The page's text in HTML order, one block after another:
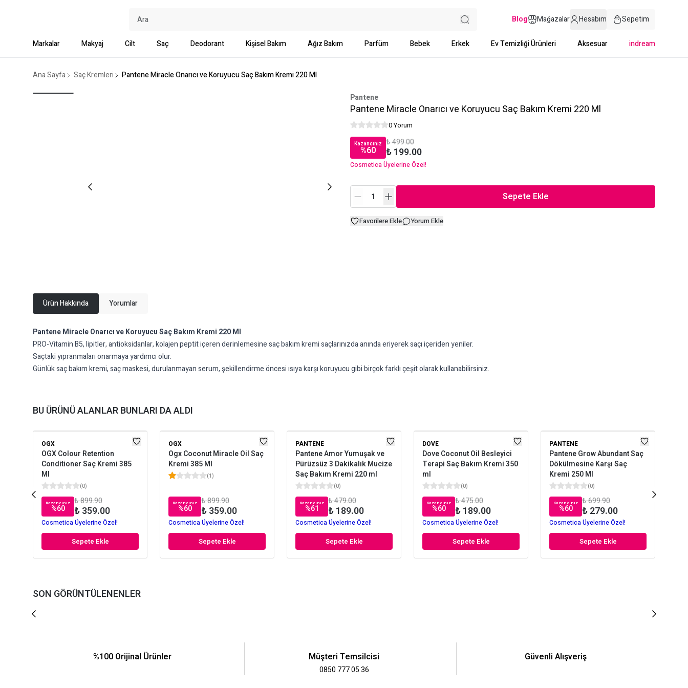
Blog Mağazalar Hesabım Sepetim
Markalar Makyaj Cilt Saç Deodorant Kişisel Bakım Ağız Bakım Parfüm Bebek Erkek Ev Temizliği Ürünleri Aksesuar indream
Ana Sayfa Saç Kremleri Pantene Miracle Onarıcı ve Koruyucu Saç Bakım Kremi 220 Ml
Pantene
Pantene Miracle Onarıcı ve Koruyucu Saç Bakım Kremi 220 Ml
0 Yorum
Kazancınız
%60
₺ 499.00
₺ 199.00
Cosmetica Üyelerine Özel!
Sepete Ekle
Favorilere Ekle Yorum Ekle
Ürün Hakkında Yorumlar
Pantene Miracle Onarıcı ve Koruyucu Saç Bakım Kremi 220 Ml
PRO-Vitamin B5, lipitler, antioksidanlar, kolajen peptit içeren derinlemesine saç bakım kremi saçlarınızda anında eriyerek saçı içeriden yeniler.
Saçtaki yıpranmaları onarmaya yardımcı olur.
Günlük saç bakım kremi, saç maskesi, durulanmayan serum, şekillendirme öncesi ısıya karşı koruyucu gibi birçok farklı çeşit olarak kullanabilirsiniz.
BU ÜRÜNÜ ALANLAR BUNLARI DA ALDI
OGX
OGX Colour Retention
Conditioner Saç Kremi 385
Ml
(0)
Kazancınız
%60
₺ 899.90
₺ 359.00
Cosmetica Üyelerine Özel!
Sepete Ekle
OGX
Ogx Coconut Miracle Oil Saç
Kremi 385 Ml
(1)
Kazancınız
%60
₺ 899.90
₺ 359.00
Cosmetica Üyelerine Özel!
Sepete Ekle
PANTENE
Pantene Amor Yumuşak ve
Pürüzsüz 3 Dakikalık Mucize
Saç Bakım Kremi 220 ml
(0)
Kazancınız
%61
₺ 479.00
₺ 189.00
Cosmetica Üyelerine Özel!
Sepete Ekle
DOVE
Dove Coconut Oil Besleyici
Terapi Saç Bakım Kremi 350
ml
(0)
Kazancınız
%60
₺ 475.00
₺ 189.00
Cosmetica Üyelerine Özel!
Sepete Ekle
PANTENE
Pantene Grow Abundant Saç
Dökülmesine Karşı Saç
Kremi 250 Ml
(0)
Kazancınız
%60
₺ 699.90
₺ 279.00
Cosmetica Üyelerine Özel!
Sepete Ekle
SON GÖRÜNTÜLENENLER
%100 Orijinal Ürünler Müşteri Temsilcisi
0850 777 05 36
Güvenli Alışveriş